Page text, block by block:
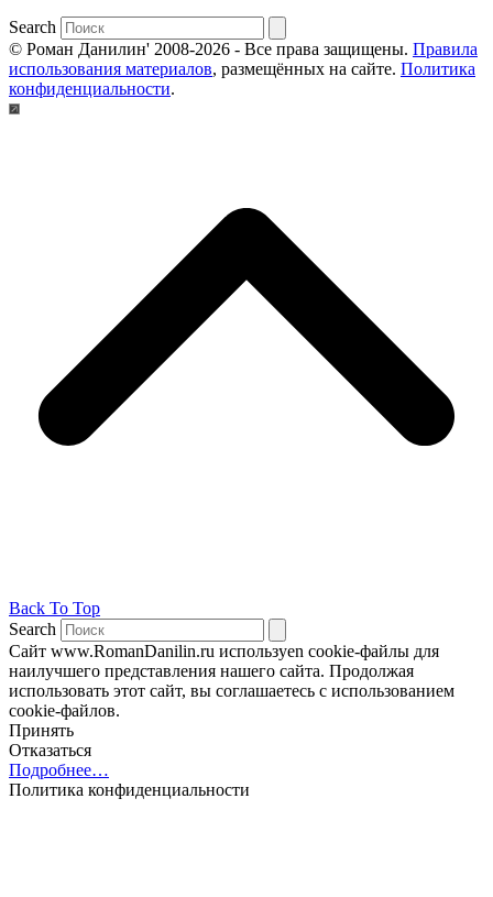
Search
© Роман Данилин' 2008-2026 - Все права защищены. Правила
использования материалов, размещённых на сайте. Политика
конфиденциальности.
Back To Top
Search
Сайт www.RomanDanilin.ru используеn cookie-файлы для
наилучшего представления нашего сайта. Продолжая
использовать этот сайт, вы соглашаетесь с использованием
cookie-файлов.
Принять
Отказаться
Подробнее…
Политика конфиденциальности